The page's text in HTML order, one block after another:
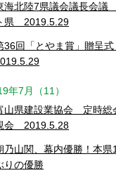
海北陸7県議会議長会議
県 2019.5.29
36回「とやま賞」贈呈
年7月（11）
山県建設業協会 定時総
会 2019.5.28
乃山関、幕内優勝！本県
りの優勝